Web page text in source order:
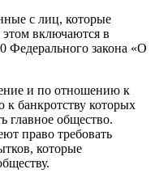
с лиц, которые
включаются в
Федерального закона «О
и по отношению к
банкротству которых
главное общество.
право требовать
которые